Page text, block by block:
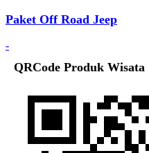
Paket Off Road Jeep
-
QRCode Produk Wisata